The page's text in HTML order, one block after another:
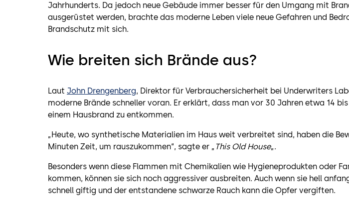
Jahrhunderts. Da jedoch neue Gebäude immer besser für den Umgang mit
ausgerüstet werden, brachte das moderne Leben viele neue Gefahren und
Brandschutz mit sich.
Wie breiten sich Brände aus?
Laut John Drengenberg, Direktor für Verbrauchersicherheit bei Underwriters
moderne Brände schneller voran. Er erklärt, dass man vor 30 Jahren etwa 14
einem Hausbrand zu entkommen.
„Heute, wo synthetische Materialien im Haus weit verbreitet sind, haben die
Minuten Zeit, um rauszukommen“, sagte er „ This Old House„.
Besonders wenn diese Flammen mit Chemikalien wie Hygieneprodukten oder
kommen, können sie sich noch aggressiver ausbreiten. Auch wenn sie hell
schnell giftig und der entstandene schwarze Rauch kann die Opfer vergiften.